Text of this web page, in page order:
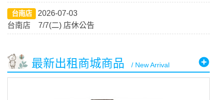
台南店
2026-07-03
台南店 7/7(二) 店休公告
最新出租商城商品 / New Arrival